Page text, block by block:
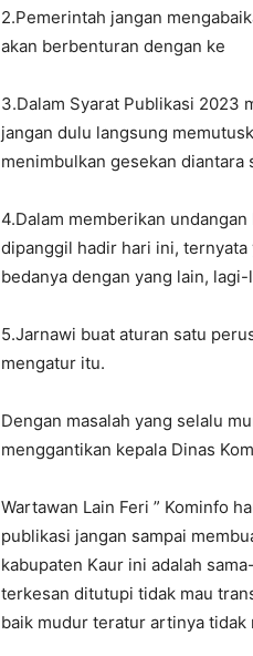
2.Pemerintah jangan
akan berbenturan dengan ke
3.Dalam Syarat Publikasi 2023
jangan dulu langsung
menimbulkan gesekan
4.Dalam memberikan
dipanggil hadir hari ini,
bedanya dengan yang lain,
5.Jarnawi buat aturan satu
mengatur itu.
Dengan masalah yang selalu
menggantikan kepala Dinas
Wartawan Lain Feri ” Kominfo
publikasi jangan sampai
kabupaten Kaur ini adalah
terkesan ditutupi tidak mau
baik mudur teratur artinya tidak